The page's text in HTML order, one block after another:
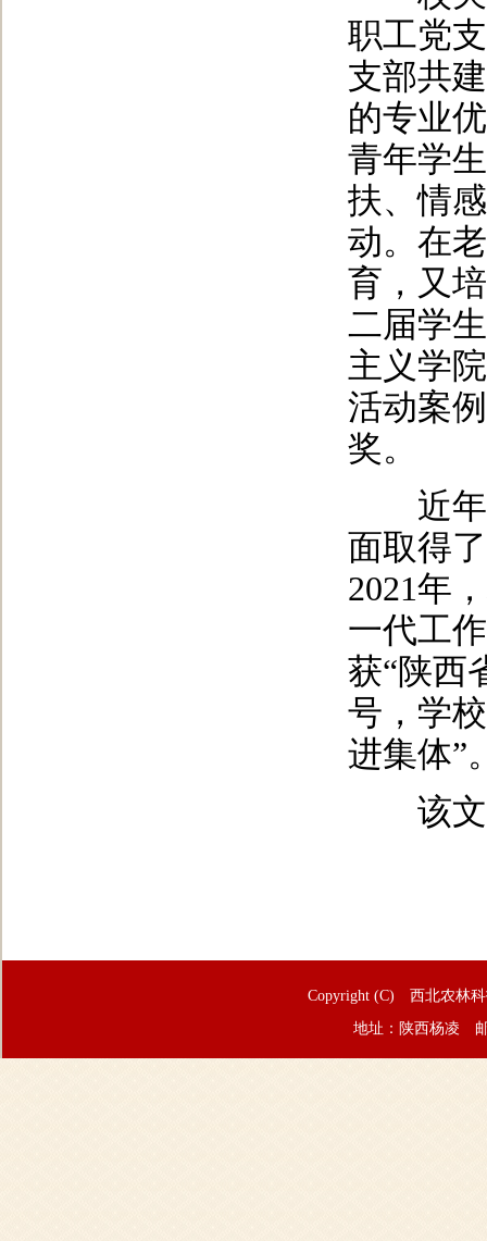
职工党
支部共
的专业
青年学
扶、情
动。在
育，又
二届学
主义学
活动案
奖。
近年
面取得
2021年
一代工
获“陕西
号，学
进集体”
该
Copyright (C) 西北农林
地址：陕西杨凌